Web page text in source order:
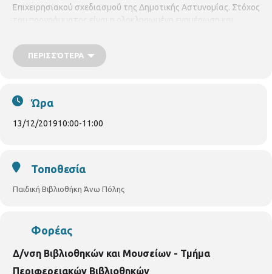
Επιχειρησιακού σχεδιασμού της Δημοτικής Αστυνομίας. Στόχος
του προγράμματος είναι η ολοκληρωμένη ενημέρωση και
η διαμόρφωση της κυκλοφοριακής τους νοοτροπίας. Το
πρόγραμμα επιμελούνται και παρουσιάζουν οι δημοτικοί
της περιοχής.
ΠΕΡΙΣΣΌΤΕΡΑ
Ώρα
13/12/201910:00-11:00
Τοποθεσία
Παιδική Βιβλιοθήκη Άνω Πόλης
Φορέας
Δ/νση Βιβλιοθηκών και Μουσείων - Τμήμα
Περιφερειακών Βιβλιοθηκών